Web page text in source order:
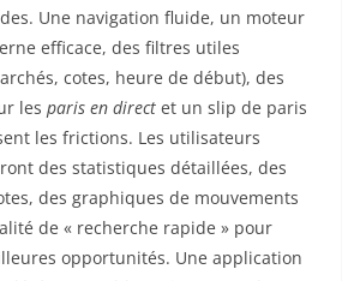
Une navigation fluide, un moteur
efficace, des filtres utiles
cotes, heure de début), des
les paris en direct et un slip de paris
les frictions. Les utilisateurs
des statistiques détaillées, des
des graphiques de mouvements
de « recherche rapide » pour
opportunités. Une application